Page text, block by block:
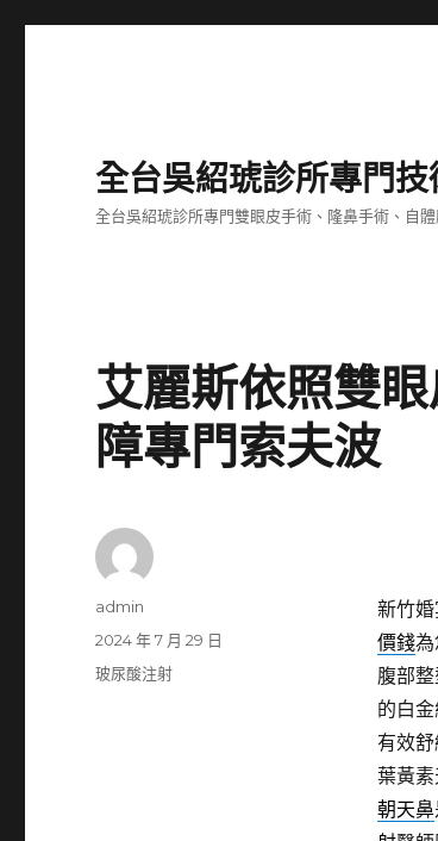
全台吳紹琥診所專門技
全台吳紹琥診所專門雙眼皮手術、隆鼻手術、自
艾麗斯依照雙
障專門索夫波
新竹
價錢
腹部
的白
有效
葉黃
朝天鼻
作
admin
發
佈
2024 年 7 月 29 日
分
玻尿酸注射